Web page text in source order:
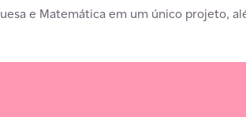
e Matemática em um único projeto,